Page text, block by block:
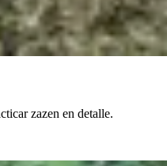
zazen en detalle.